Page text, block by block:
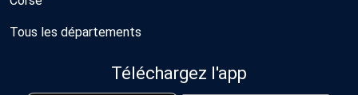
Tous les départements
Téléchargez l'app